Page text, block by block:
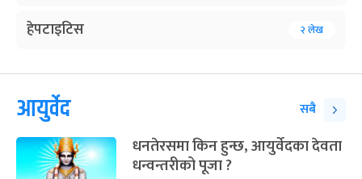
हेपटाइटिस २ लेख
आयुर्वेद सबै
धनतेरसमा किन हुन्छ, आयुर्वेदका देवता
धन्वन्तरीको पूजा ?